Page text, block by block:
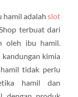
hamil adalahslot
terbuat dari
oleh ibu hamil.
kimia
tidak perlu
hamil dan